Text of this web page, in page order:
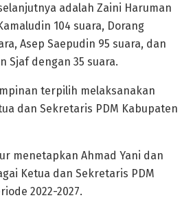
adalah Zaini Haruman
104 suara, Dorang
Asep Saepudin 95 suara, dan
Sjaf dengan 35 suara.
terpilih melaksanakan
dan Sekretaris PDM Kabupaten
menetapkan Ahmad Yani dan
Ketua dan Sekretaris PDM
2022-2027.